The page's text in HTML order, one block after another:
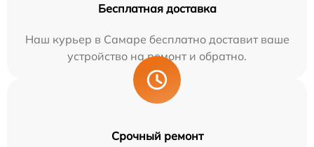
Бесплатная доставка
Наш курьер в Самаре бесплатно доставит ваше
устройство на ремонт и обратно.
Срочный ремонт